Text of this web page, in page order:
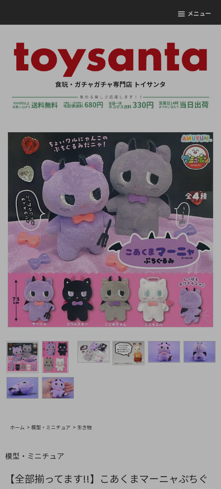
メニュー
食玩・ガチャガチャ専門店 トイサンタ
ホーム > 模型・ミニチュア > 生き物
模型・ミニチュア
【全部揃ってます!!】こあくまマーニャぷちぐ